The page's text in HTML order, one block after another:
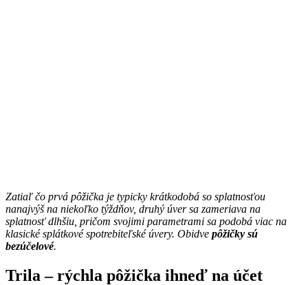
Zatiaľ čo prvá pôžička je typicky krátkodobá so splatnosťou
nanajvýš na niekoľko týždňov, druhý úver sa zameriava na
splatnosť dlhšiu, pričom svojimi parametrami sa podobá viac na
klasické splátkové spotrebiteľské úvery. Obidve pôžičky sú
bezúčelové.
Trila – rýchla pôžička ihneď na účet